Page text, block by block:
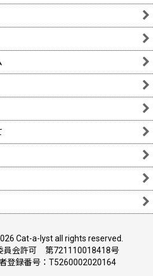
Cat-a-lyst all rights reserved.
員会許可 第721110018418号
登録番号：T5260002020164